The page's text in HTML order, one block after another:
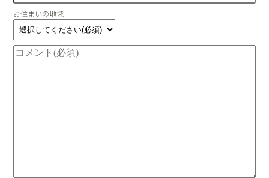
お住まいの地域